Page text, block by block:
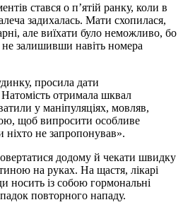
стався о п’ятій ранку, коли в
задихалась. Мати схопилася,
але виїхати було неможливо, бо
залишивши навіть номера
просила дати
отримала шквал
у маніпуляціях, мовляв,
щоб випросити особливе
не запропонував».
додому й чекати швидку
на руках. На щастя, лікарі
носить із собою гормональні
повторного нападу.